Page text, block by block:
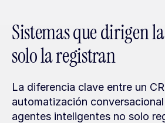
Sistemas que dirigen
solo la registran
La diferencia clave entre un
automatización
agentes inteligentes no solo